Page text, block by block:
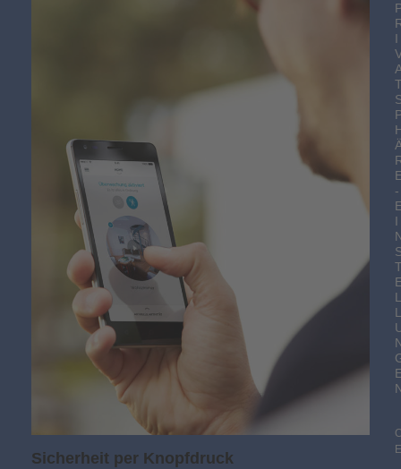
Sicherheit per Knopfdruck
I
-
I
L
L